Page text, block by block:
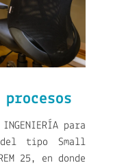
para
tipo Small
25, en donde